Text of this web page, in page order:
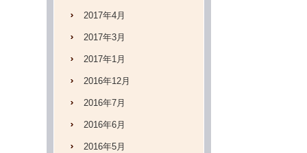
2017年4月
2017年3月
2017年1月
2016年12月
2016年7月
2016年6月
2016年5月